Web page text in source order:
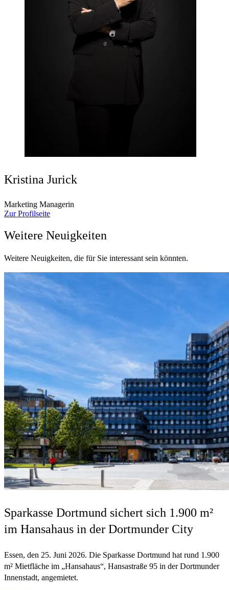
Kristina Jurick
Marketing Managerin
Zur Profilseite
Weitere Neuigkeiten
Weitere Neuigkeiten, die für Sie interessant sein könnten.
Sparkasse Dortmund sichert sich 1.900 m²
im Hansahaus in der Dortmunder City
Essen, den 25. Juni 2026. Die Sparkasse Dortmund hat rund 1.900
m² Mietfläche im „Hansahaus“, Hansastraße 95 in der Dortmunder
Innenstadt, angemietet.